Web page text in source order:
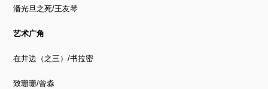
潘光旦之死/王友琴
艺术广角
在井边（之三）/书拉密
致珊珊/曾淼